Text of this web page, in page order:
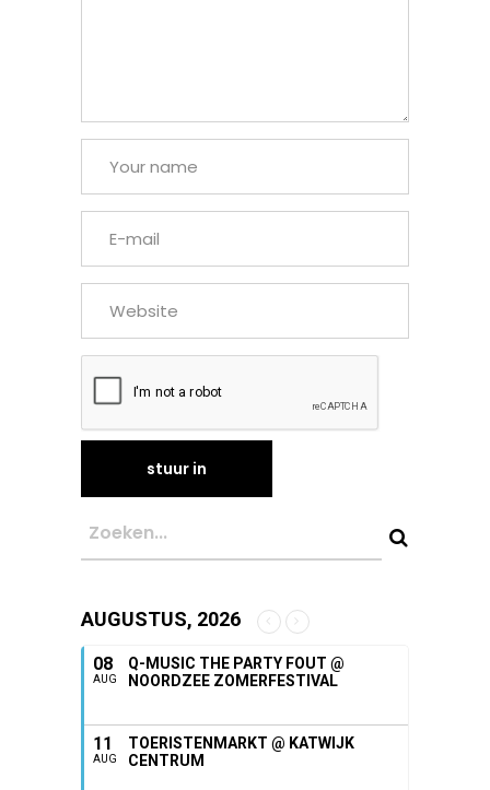
AUGUSTUS, 2026
08
AUG
Q-MUSIC THE PARTY FOUT @
NOORDZEE ZOMERFESTIVAL
11
AUG
TOERISTENMARKT @ KATWIJK
CENTRUM